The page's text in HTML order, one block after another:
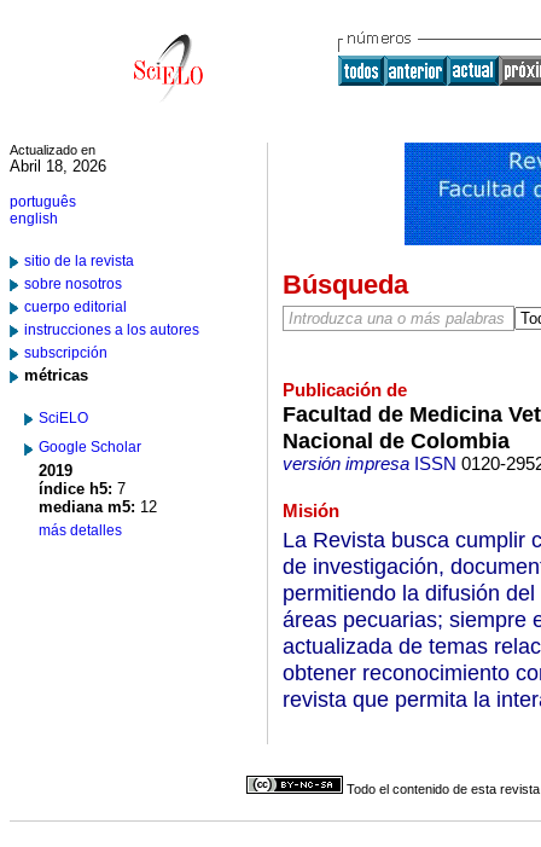
Actualizado en
Abril 18, 2026
português
english
sitio de la revista
sobre nosotros
cuerpo editorial
instrucciones a los autores
subscripción
métricas
SciELO
Google Scholar
2019
índice h5: 7
mediana m5: 12
más detalles
Búsqueda
Publicación de
Facultad de Medicina
Nacional de Colombia
versión impresaISSN 0120-
Misión
La Revista busca cumplir
de investigación,
permitiendo la difusión
áreas pecuarias; siempre
actualizada de temas
obtener reconocimiento
revista que permita la
Todo el contenido de esta